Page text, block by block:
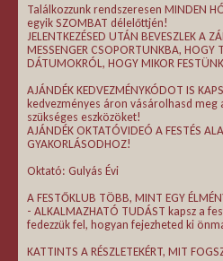
Találkozzunk rendszeresen MINDEN
egyik SZOMBAT délelőttjén!
JELENTKEZÉSED UTÁN BEVESZLEK A
MESSENGER CSOPORTUNKBA, HOGY
DÁTUMOKRÓL, HOGY MIKOR
AJÁNDÉK KEDVEZMÉNYKÓDOT IS
kedvezményes áron vásárolhasd
szükséges eszközöket!
AJÁNDÉK OKTATÓVIDEÓ A FESTÉS
GYAKORLÁSODHOZ!
Oktató: Gulyás Évi
A FESTŐKLUB TÖBB, MINT EGY
- ALKALMAZHATÓ TUDÁST kapsz a
fedezzük fel, hogyan fejezheted ki
KATTINTS A RÉSZLETEKÉRT, MIT